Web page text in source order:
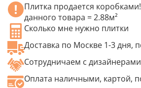
Плитка продается
данного товара = 2.88м²
Сколько мне нужно плитки
Доставка по Москве 1-3 дня,
Сотрудничаем с дизайнерами
Оплата наличными, картой,